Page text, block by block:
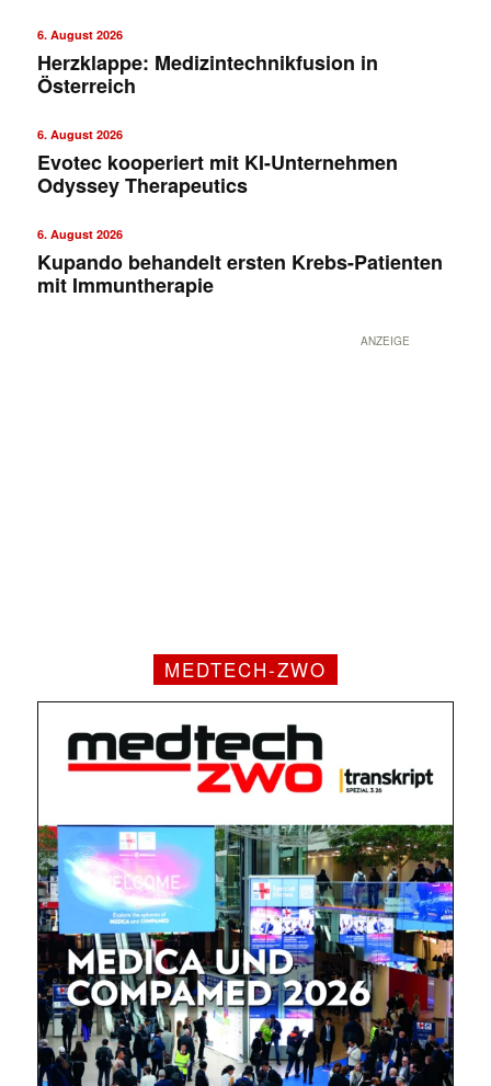
6. August 2026
Herzklappe: Medizintechnikfusion in
Österreich
6. August 2026
Evotec kooperiert mit KI-Unternehmen
Odyssey Therapeutics
6. August 2026
Kupando behandelt ersten Krebs-Patienten
mit Immuntherapie
ANZEIGE
MEDTECH-ZWO